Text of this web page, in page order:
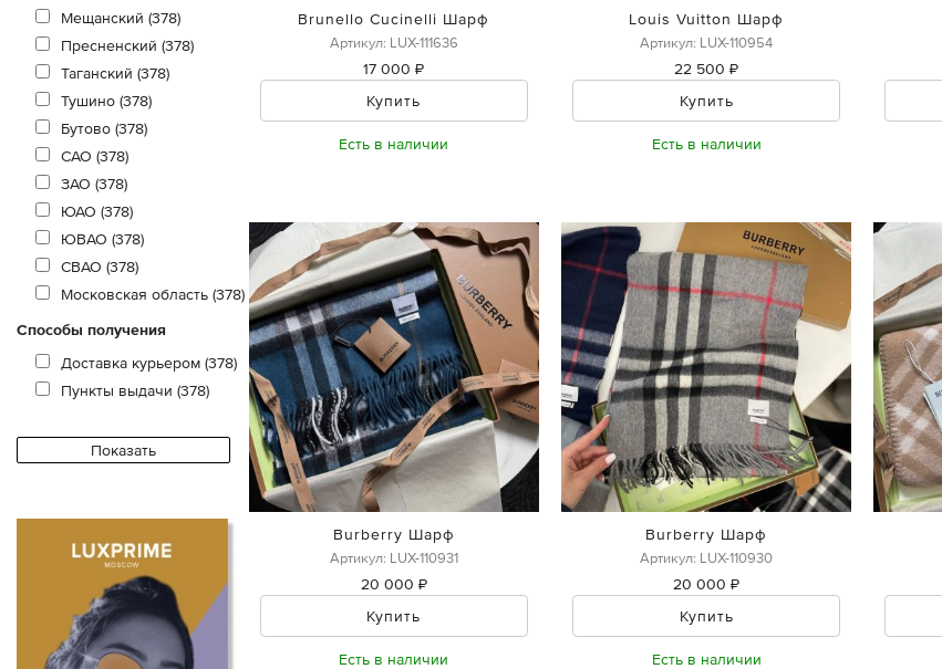
Мещанский (378)
Пресненский (378)
Таганский (378)
Тушино (378)
Бутово (378)
САО (378)
ЗАО (378)
ЮАО (378)
ЮВАО (378)
СВАО (378)
Московская область (378)
Способы получения
Доставка курьером (378)
Пункты выдачи (378)
Brunello Cucinelli Шарф
Артикул: LUX-111636
17 000 ₽
Купить
Есть в наличии
Louis Vuitton Шарф
Артикул: LUX-110954
22 500 ₽
Купить
Есть в наличии
Burberry Шарф
Артикул: LUX-110931
20 000 ₽
Купить
Есть в наличии
Burberry Шарф
Артикул: LUX-110930
20 000 ₽
Купить
Есть в наличии